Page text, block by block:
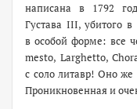
написана в 1792
Густава III, убитого
в особой форме: все
mesto, Larghetto,
с соло литавр! Оно же
Проникновенная и